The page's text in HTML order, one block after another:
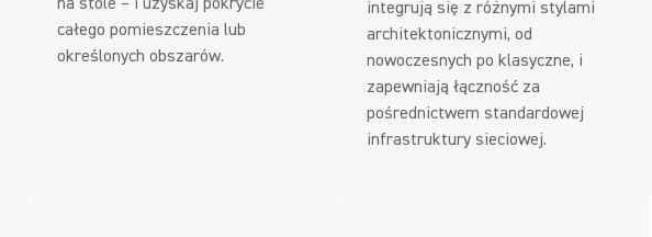
całego pomieszczenia lub
określonych obszarów.
integrują się z różnymi stylami
architektonicznymi, od
nowoczesnych po klasyczne, i
zapewniają łączność za
pośrednictwem standardowej
infrastruktury sieciowej.